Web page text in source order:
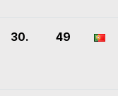
30. 49